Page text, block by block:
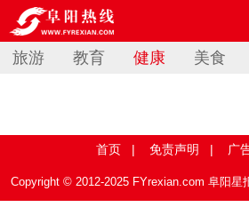
旅游 教育 健康 美食
首页 | 免责声明 | 广
Copyright © 2012-2025 FYrexian.com 阜阳星
皖ICP备12020720